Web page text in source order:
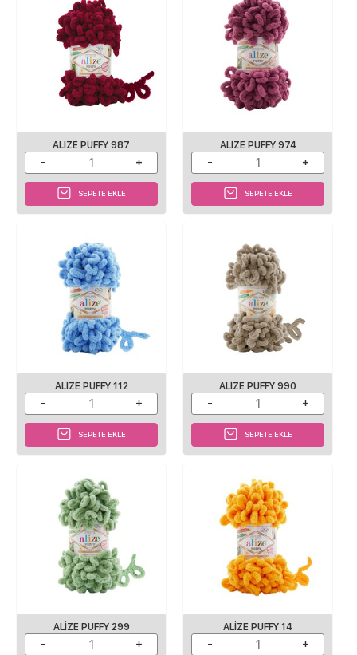
ALIZE PUFFY 987
SEPETE EKLE
ALIZE PUFFY 974
SEPETE EKLE
ALIZE PUFFY 112
SEPETE EKLE
ALIZE PUFFY 990
SEPETE EKLE
ALIZE PUFFY 299 ALIZE PUFFY 14